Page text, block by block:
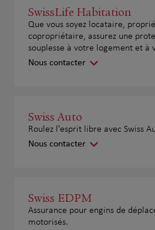
SwissLife Habitation
Que vous soyez locataire,
copropriétaire, assurez une
souplesse à votre logement et à
Nous contacter
Swiss Auto
Roulez l'esprit libre avec Swiss
Nous contacter
Swiss EDPM
Assurance pour engins de
motorisés.